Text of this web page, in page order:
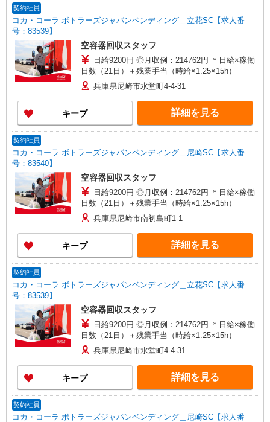
契約社員
コカ・コーラ ボトラーズジャパンベンディング＿立花SC【求人番
号：83539】
空容器回収スタッフ
日給9200円 ◎月収例：214762円 ＊日給×稼働
日数（21日）＋残業手当（時給×1.25×15h）
兵庫県尼崎市水堂町4-4-31
キープ 詳細を見る
契約社員
コカ・コーラ ボトラーズジャパンベンディング＿尼崎SC【求人番
号：83540】
空容器回収スタッフ
日給9200円 ◎月収例：214762円 ＊日給×稼働
日数（21日）＋残業手当（時給×1.25×15h）
兵庫県尼崎市南初島町1-1
キープ 詳細を見る
契約社員
コカ・コーラ ボトラーズジャパンベンディング＿立花SC【求人番
号：83539】
空容器回収スタッフ
日給9200円 ◎月収例：214762円 ＊日給×稼働
日数（21日）＋残業手当（時給×1.25×15h）
兵庫県尼崎市水堂町4-4-31
キープ 詳細を見る
契約社員
コカ・コーラ ボトラーズジャパンベンディング＿尼崎SC【求人番